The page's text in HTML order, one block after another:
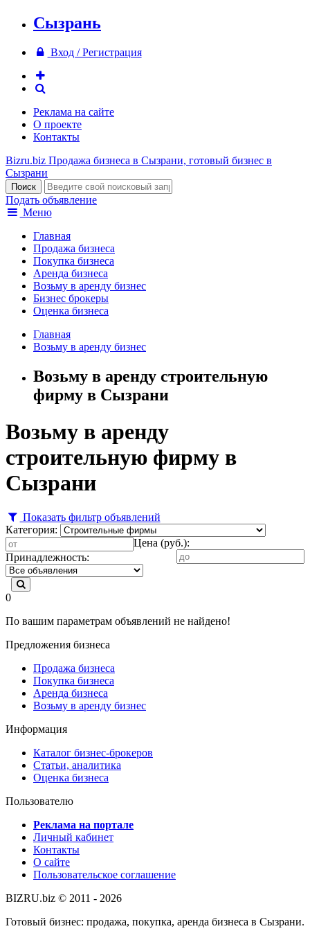
Сызрань
Вход / Регистрация
Реклама на сайте
О проекте
Контакты
Bizru.biz Продажа бизнеса в Сызрани, готовый бизнес в
Сызрани
Подать объявление
Меню
Главная
Продажа бизнеса
Покупка бизнеса
Аренда бизнеса
Возьму в аренду бизнес
Бизнес брокеры
Оценка бизнеса
Главная
Возьму в аренду бизнес
Возьму в аренду строительную
фирму в Сызрани
Возьму в аренду
строительную фирму в
Сызрани
Показать фильтр объявлений
Категория:
Цена (руб.):
Принадлежность:
0
По вашим параметрам объявлений не найдено!
Предложения бизнеса
Продажа бизнеса
Покупка бизнеса
Аренда бизнеса
Возьму в аренду бизнес
Информация
Каталог бизнес-брокеров
Статьи, аналитика
Оценка бизнеса
Пользователю
Реклама на портале
Личный кабинет
Контакты
О сайте
Пользовательское соглашение
BIZRU.biz © 2011 - 2026
Готовый бизнес: продажа, покупка, аренда бизнеса в Сызрани.